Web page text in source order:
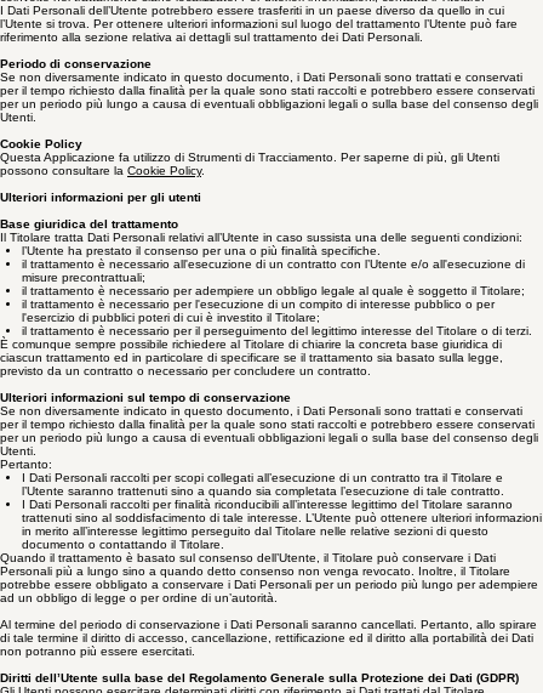
Luogo
I Dati sono trattati presso le sedi operative del Titolare ed in ogni altro luogo in cui le parti
coinvolte nel trattamento siano localizzate. Per ulteriori informazioni, contatta il Titolare.
I Dati Personali dell’Utente potrebbero essere trasferiti in un paese diverso da quello in cui
l’Utente si trova. Per ottenere ulteriori informazioni sul luogo del trattamento l’Utente può fare
riferimento alla sezione relativa ai dettagli sul trattamento dei Dati Personali.
Periodo di conservazione
Se non diversamente indicato in questo documento, i Dati Personali sono trattati e conservati
per un periodo più lungo a causa di eventuali obbligazioni legali o sulla base del consenso degli
Utenti.
Cookie Policy
Questa Applicazione fa utilizzo di Strumenti di Tracciamento. Per saperne di più, gli Utenti
Cookie Policy
Ulteriori informazioni per gli utenti
Base giuridica del trattamento
Il Titolare tratta Dati Personali relativi all’Utente in caso sussista una delle seguenti condizioni:
l’Utente ha prestato il consenso per una o più finalità specifiche.
il trattamento è necessario all'esecuzione di un contratto con l’Utente e/o all'esecuzione di
misure precontrattuali;
il trattamento è necessario per adempiere un obbligo legale al quale è soggetto il Titolare;
il trattamento è necessario per l'esecuzione di un compito di interesse pubblico o per
l'esercizio di pubblici poteri di cui è investito il Titolare;
il trattamento è necessario per il perseguimento del legittimo interesse del Titolare o di terzi.
È comunque sempre possibile richiedere al Titolare di chiarire la concreta base giuridica di
ciascun trattamento ed in particolare di specificare se il trattamento sia basato sulla legge,
previsto da un contratto o necessario per concludere un contratto.
Ulteriori informazioni sul tempo di conservazione
Se non diversamente indicato in questo documento, i Dati Personali sono trattati e conservati
per il tempo richiesto dalla finalità per la quale sono stati raccolti e potrebbero essere conservati
per un periodo più lungo a causa di eventuali obbligazioni legali o sulla base del consenso degli
Utenti.
Pertanto:
I Dati Personali raccolti per scopi collegati all’esecuzione di un contratto tra il Titolare e
l’Utente saranno trattenuti sino a quando sia completata l’esecuzione di tale contratto.
I Dati Personali raccolti per finalità riconducibili all’interesse legittimo del Titolare saranno
trattenuti sino al soddisfacimento di tale interesse. L’Utente può ottenere ulteriori informazioni
in merito all’interesse legittimo perseguito dal Titolare nelle relative sezioni di questo
documento o contattando il Titolare.
Quando il trattamento è basato sul consenso dell’Utente, il Titolare può conservare i Dati
Personali più a lungo sino a quando detto consenso non venga revocato. Inoltre, il Titolare
potrebbe essere obbligato a conservare i Dati Personali per un periodo più lungo per adempiere
ad un obbligo di legge o per ordine di un’autorità.
Al termine del periodo di conservazione i Dati Personali saranno cancellati. Pertanto, allo spirare
di tale termine il diritto di accesso, cancellazione, rettificazione ed il diritto alla portabilità dei Dati
non potranno più essere esercitati.